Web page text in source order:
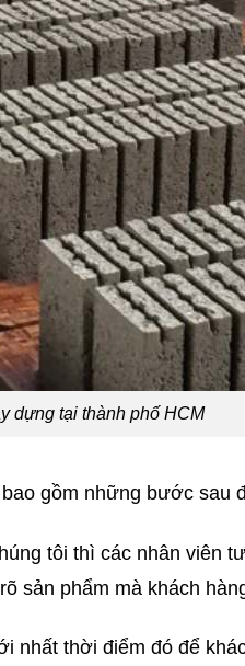
dựng tại thành phố HCM
gồm những bước sau
tôi thì các nhân viên
sản phẩm mà khách
nhất thời điểm đó để